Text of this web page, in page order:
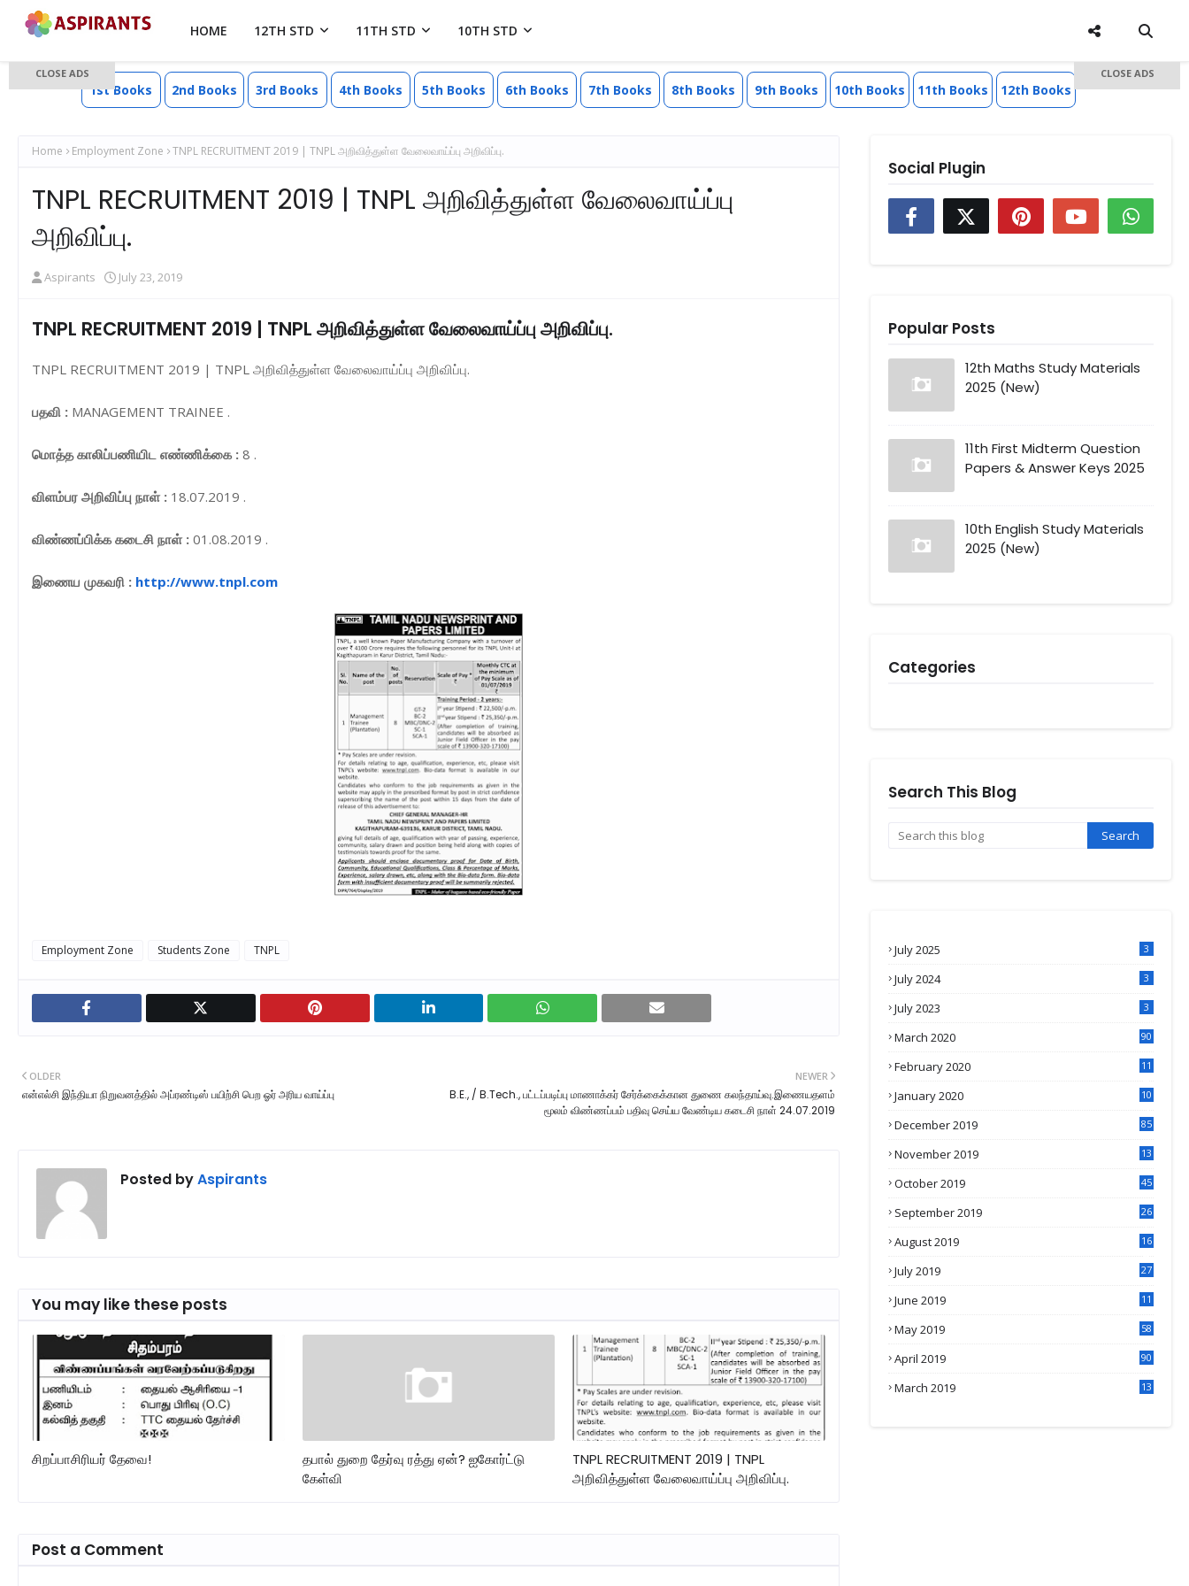
HOME 12TH STD 11TH STD 10TH STD
1st Books 2nd Books 3rd Books 4th Books 5th Books 6th Books 7th Books 8th Books 9th Books 10th Books 11th Books 12th Books
Home Employment Zone TNPL RECRUITMENT 2019 | TNPL அறிவித்துள்ள வேலைவாய்ப்பு அறிவிப்பு.
TNPL RECRUITMENT 2019 | TNPL அறிவித்துள்ள வேலைவாய்ப்பு
அறிவிப்பு.
Aspirants July 23, 2019
TNPL RECRUITMENT 2019 | TNPL அறிவித்துள்ள வேலைவாய்ப்பு அறிவிப்பு.
TNPL RECRUITMENT 2019 | TNPL அறிவித்துள்ள வேலைவாய்ப்பு அறிவிப்பு.
பதவி : MANAGEMENT TRAINEE .
மொத்த காலிப்பணியிட எண்ணிக்கை : 8 .
விளம்பர அறிவிப்பு நாள் : 18.07.2019 .
விண்ணப்பிக்க கடைசி நாள் : 01.08.2019 .
இணைய முகவரி : http://www.tnpl.com
Employment Zone Students Zone TNPL
NEWER
B.E., / B.Tech., பட்டப்படிப்பு மாணாக்கர் சேர்க்கைக்கான துணை கலந்தாய்வு.இணையதளம்
மூலம் விண்ணப்பம் பதிவு செய்ய வேண்டிய கடைசி நாள் 24.07.2019
OLDER
என்எல்சி இந்தியா நிறுவனத்தில் அப்ரண்டிஸ் பயிற்சி பெற ஓர் அரிய வாய்ப்பு
Posted byAspirants
You may like these posts
சிறப்பாசிரியர் தேவை!
தபால் துறை தேர்வு ரத்து ஏன்? ஐகோர்ட்டு
கேள்வி
TNPL RECRUITMENT 2019 | TNPL
அறிவித்துள்ள வேலைவாய்ப்பு அறிவிப்பு.
Post a Comment
Social Plugin
Popular Posts
12th Maths Study Materials
2025 (New)
11th First Midterm Question
Papers & Answer Keys 2025
10th English Study Materials
2025 (New)
Categories
Search This Blog
July 2025 3
July 2024 3
July 2023 3
March 2020 90
February 2020
11
January 2020
10
December 2019 85
November 2019
13
October 2019 45
September 2019
26
August 2019
16
July 2019
27
June 2019 11
May 2019 58
April 2019 90
March 2019
13
CLOSE ADS CLOSE ADS